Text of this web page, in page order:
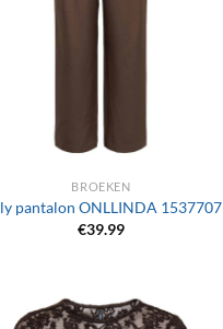
BROEKEN
pantalon ONLLINDA 1537707
€39.99